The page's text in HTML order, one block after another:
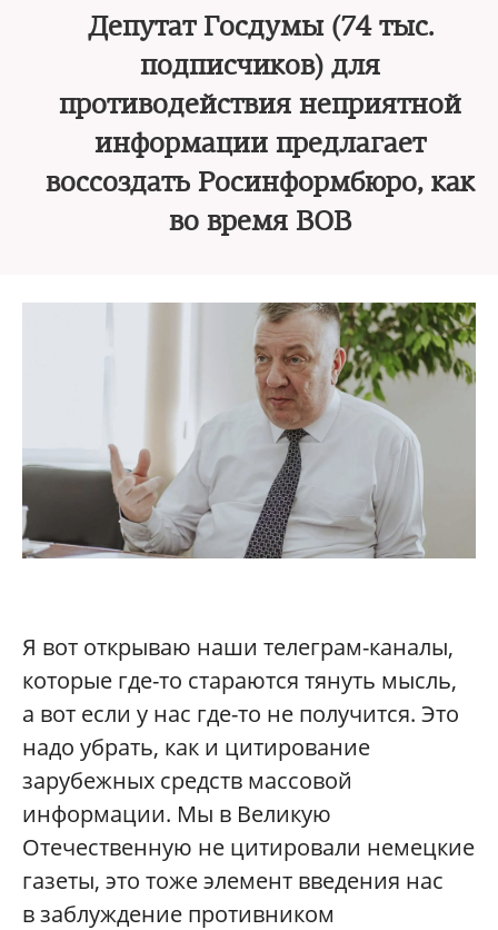
Депутат Госдумы (74 тыс.
подписчиков) для
противодействия неприятной
информации предлагает
воссоздать Росинформбюро, как
во время ВОВ
Я вот открываю наши телеграм-каналы,
которые где-то стараются тянуть мысль,
а вот если у нас где-то не получится. Это
надо убрать, как и цитирование
зарубежных средств массовой
информации. Мы в Великую
Отечественную не цитировали немецкие
газеты, это тоже элемент введения нас
в заблуждение противником